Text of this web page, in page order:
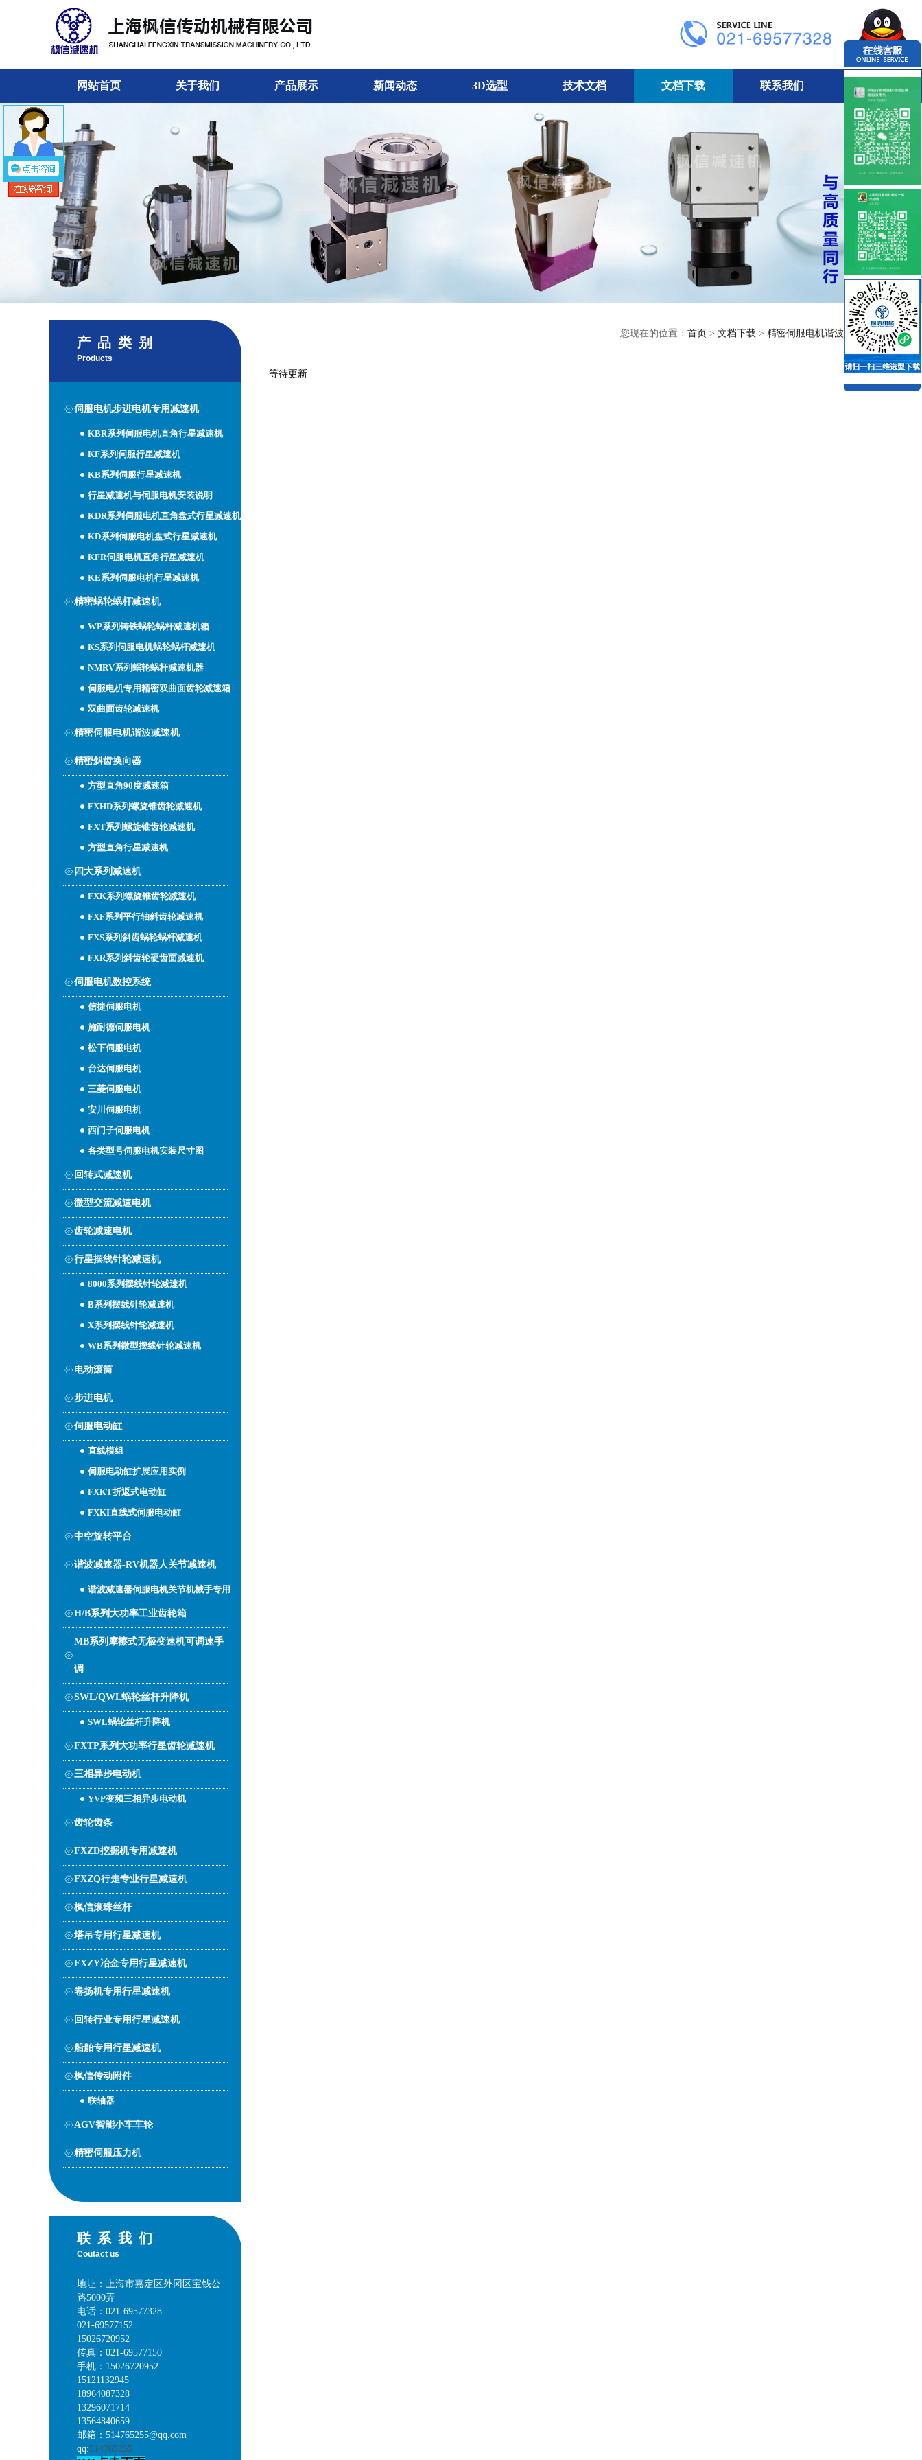
网站首页 关于我们 产品展示 新闻动态 3D选型 技术文档 文档下载 联系我们
产品类别
Products
伺服电机步进电机专用减速机
KBR系列伺服电机直角行星减速机
KF系列伺服行星减速机
KB系列伺服行星减速机
行星减速机与伺服电机安装说明
KDR系列伺服电机直角盘式行星减速机
KD系列伺服电机盘式行星减速机
KFR伺服电机直角行星减速机
KE系列伺服电机行星减速机
精密蜗轮蜗杆减速机
WP系列铸铁蜗轮蜗杆减速机箱
KS系列伺服电机蜗轮蜗杆减速机
NMRV系列蜗轮蜗杆减速机器
伺服电机专用精密双曲面齿轮减速箱
双曲面齿轮减速机
精密伺服电机谐波减速机
精密斜齿换向器
方型直角90度减速箱
FXHD系列螺旋锥齿轮减速机
FXT系列螺旋锥齿轮减速机
方型直角行星减速机
四大系列减速机
FXK系列螺旋锥齿轮减速机
FXF系列平行轴斜齿轮减速机
FXS系列斜齿蜗轮蜗杆减速机
FXR系列斜齿轮硬齿面减速机
伺服电机数控系统
信捷伺服电机
施耐德伺服电机
松下伺服电机
台达伺服电机
三菱伺服电机
安川伺服电机
西门子伺服电机
各类型号伺服电机安装尺寸图
回转式减速机
微型交流减速电机
齿轮减速电机
行星摆线针轮减速机
8000系列摆线针轮减速机
B系列摆线针轮减速机
X系列摆线针轮减速机
WB系列微型摆线针轮减速机
电动滚筒
步进电机
伺服电动缸
直线模组
伺服电动缸扩展应用实例
FXKT折返式电动缸
FXKI直线式伺服电动缸
中空旋转平台
谐波减速器-RV机器人关节减速机
谐波减速器伺服电机关节机械手专用
H/B系列大功率工业齿轮箱
MB系列摩擦式无极变速机可调速手
调
SWL/QWL蜗轮丝杆升降机
SWL蜗轮丝杆升降机
FXTP系列大功率行星齿轮减速机
三相异步电动机
YVP变频三相异步电动机
齿轮齿条
FXZD挖掘机专用减速机
FXZQ行走专业行星减速机
枫信滚珠丝杆
塔吊专用行星减速机
FXZY冶金专用行星减速机
卷扬机专用行星减速机
回转行业专用行星减速机
船舶专用行星减速机
枫信传动附件
联轴器
AGV智能小车车轮
精密伺服压力机
联系我们
Coutact us
地址：上海市嘉定区外冈区宝钱公
路5000弄
电话：021-69577328
021-69577152
15026720952
传真：021-69577150
手机：15026720952
15121132945
18964087328
13296071714
13564840659
邮箱：514765255@qq.com
qq:514765255
您现在的位置： 首页 > 文档下载 > 精密伺服电机谐波减速机
等待更新